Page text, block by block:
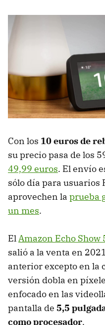
Con los 10 euros de
su precio pasa de los
49,99 euros. El envío
sólo día para usuarios
aprovechen la prueba
un mes.
ElAmazon Echo Show
salió a la venta en
anterior excepto en la
versión dobla en
enfocado en las
pantalla de 5,5
como procesador.